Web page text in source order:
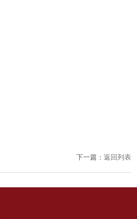
下一篇： 返回列表